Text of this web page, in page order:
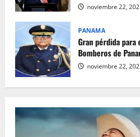
noviembre 22,
PANAMA
Gran pérdida para
Bomberos de
noviembre 22,